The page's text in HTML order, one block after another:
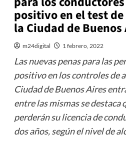
positivo en el test
la Ciudad de Buenos
m24digital 1 febrero, 2022
Las nuevas penas para las
positivo en los controles de
Ciudad de Buenos Aires
entre las mismas se destaca
perderán su licencia de
dos años, según el nivel de